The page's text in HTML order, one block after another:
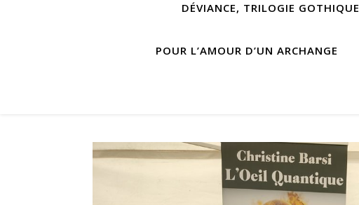
DÉVIANCE, TRILOGIE GOTHIQUE
POUR L’AMOUR D’UN ARCHANGE